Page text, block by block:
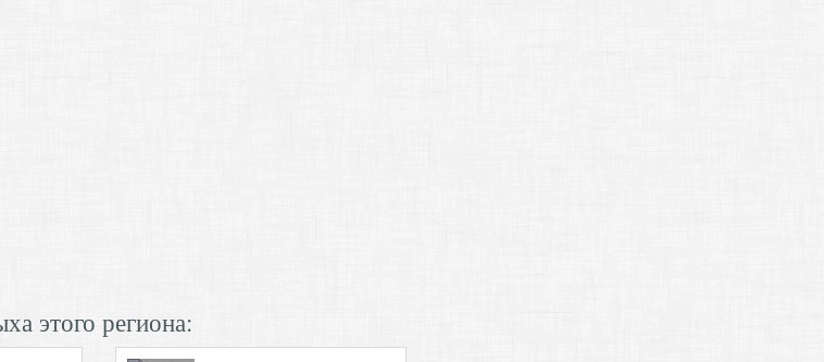
этого региона: